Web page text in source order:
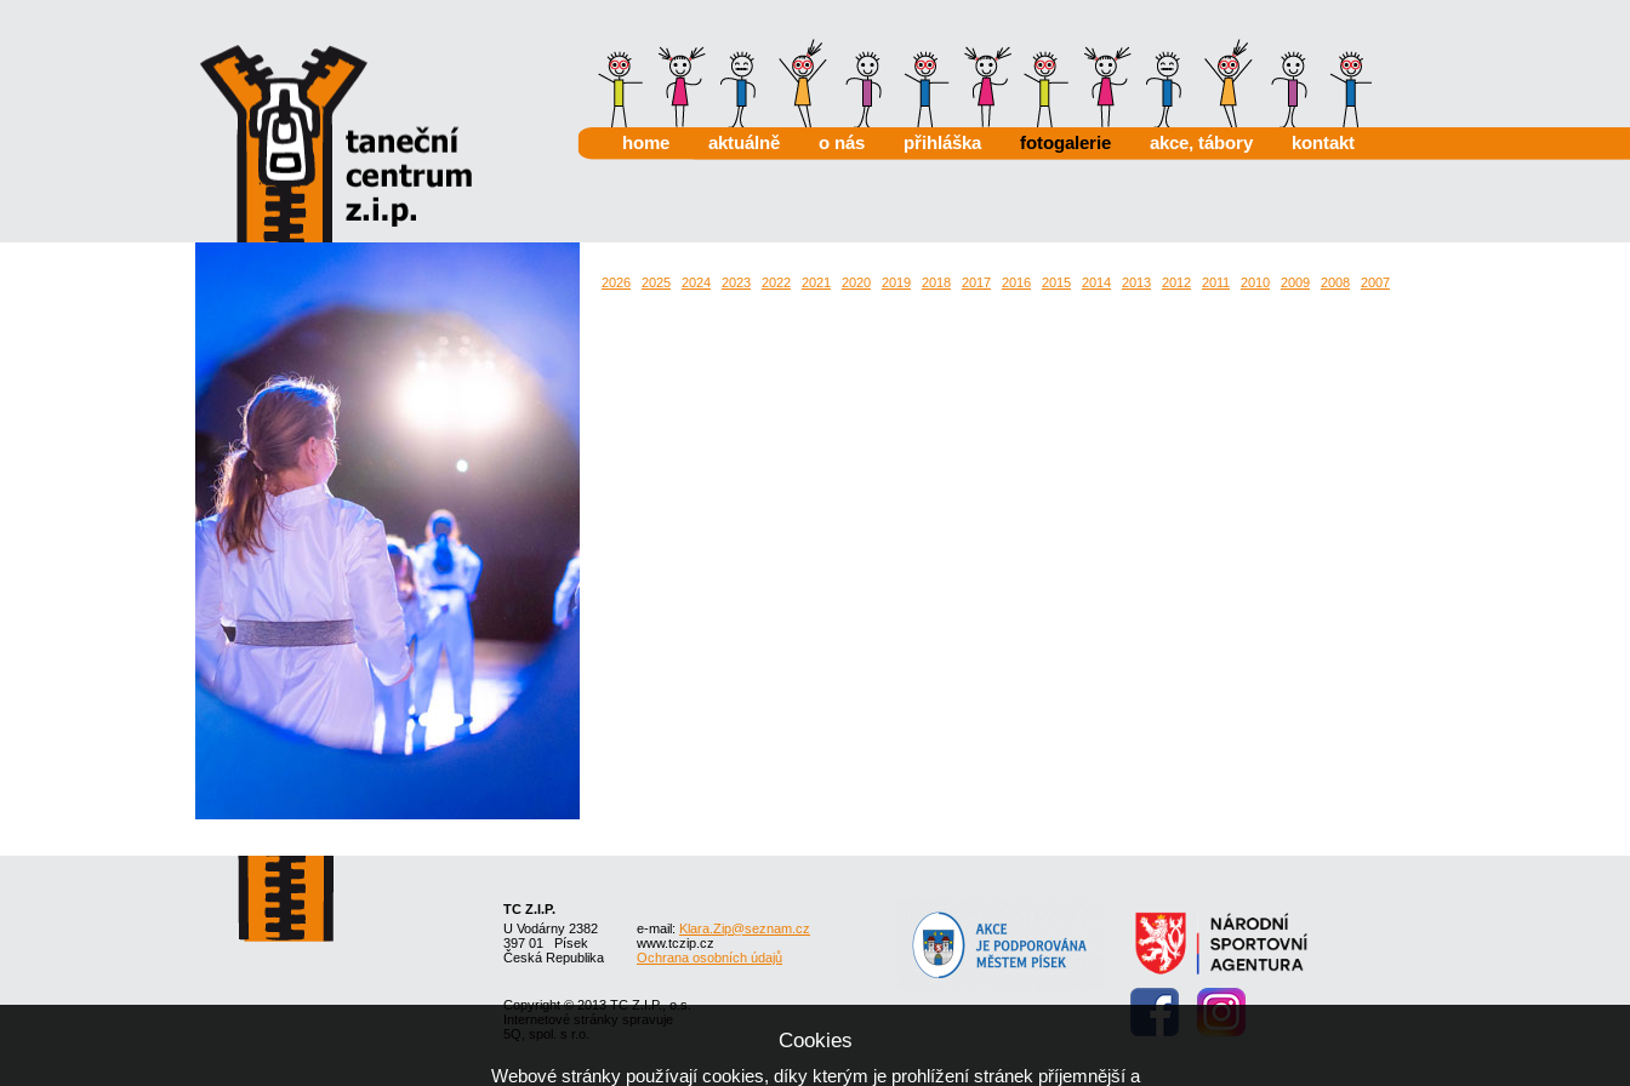
home aktuálně o nás přihláška fotogalerie akce, tábory kontakt
2026 2025 2024 2023 2022 2021 2020 2019 2018 2017 2016 2015 2014 2013 2012 2011 2010 2009 2008 2007
TC Z.I.P.
U Vodárny 2382
397 01 Písek
Česká Republika
e-mail: Klara.Zip@seznam.cz
www.tczip.cz
Ochrana osobních údajů
Copyright © 2013 TC Z.I.P., o.s.
Internetové stránky spravuje
5Q, spol. s r.o.
Cookies
Webové stránky používají cookies, díky kterým je prohlížení stránek příjemnější a